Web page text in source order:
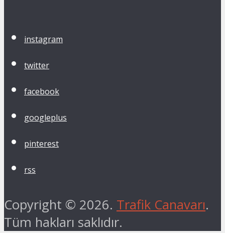
instagram
twitter
facebook
googleplus
pinterest
rss
Copyright © 2026. Trafik Canavarı.
Tüm hakları saklıdır.